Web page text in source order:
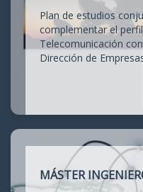
Plan de estudios
complementar el
Telecomunicación
Dirección de
MÁSTER